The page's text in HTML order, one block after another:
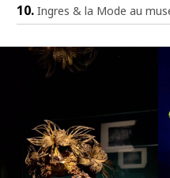
Ingres & la Mode au